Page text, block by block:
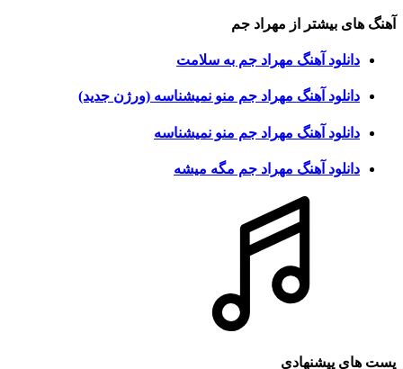
آهنگ های بیشتر از مهراد جم
دانلود آهنگ مهراد جم به سلامت
دانلود آهنگ مهراد جم منو نمیشناسه (ورژن جدید)
دانلود آهنگ مهراد جم منو نمیشناسه
دانلود آهنگ مهراد جم مگه میشه
پست های پیشنهادی